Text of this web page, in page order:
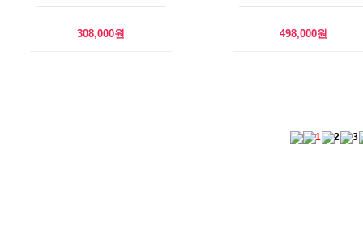
308,000원 498,000원
1 2 3